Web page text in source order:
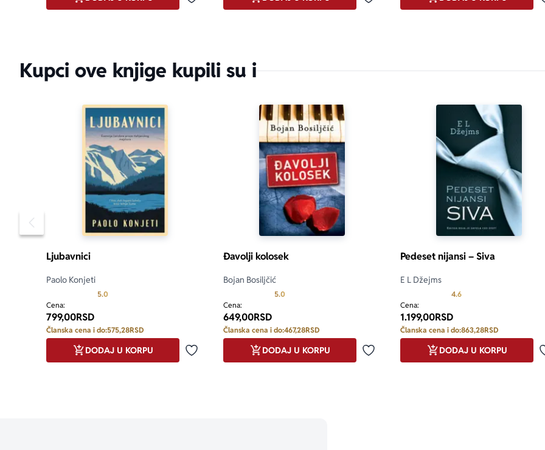
Dodaj u omiljene Dodaj u omiljene
Kupci ove knjige kupili su i
Pomeranje sadržaja slajdera u levo
Ljubavnici
Paolo Konjeti
5.0
Cena:
799,00RSD
Članska cena i do:575,28RSD
Dodaj u omiljene
DODAJ U KORPU
Đavolji kolosek
Bojan Bosiljčić
5.0
Cena:
649,00RSD
Članska cena i do:467,28RSD
Dodaj u omiljene
DODAJ U KORPU
Pedeset nijansi – Siva
E L Džejms
4.6Prosecna ocena je 4.6 od
Cena:
1.199,00RSD
Članska cena i do:863,28RSD
DODAJ U KORPU